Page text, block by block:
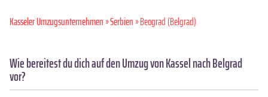
Kasseler Umzugsunternehmen»Serbien» Beograd (Belgrad)
Wie bereitest du dich auf den Umzug von Kassel nach Belgrad
vor?